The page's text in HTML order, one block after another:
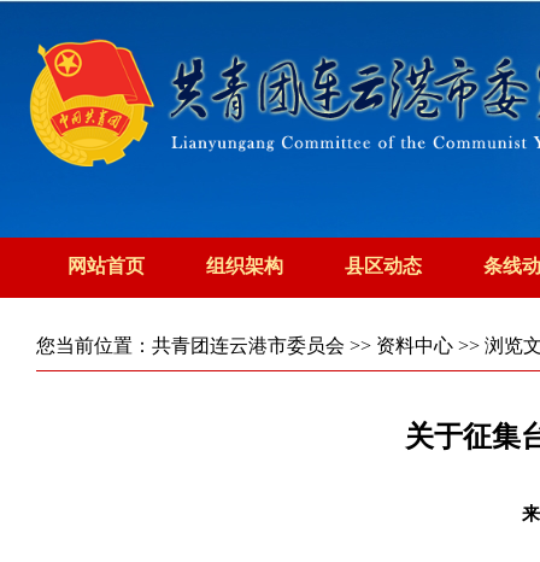
网站首页 组织架构 县区动态 条线
您当前位置： 共青团连云港市委员会 >> 资料中心 >> 浏览
关于征集